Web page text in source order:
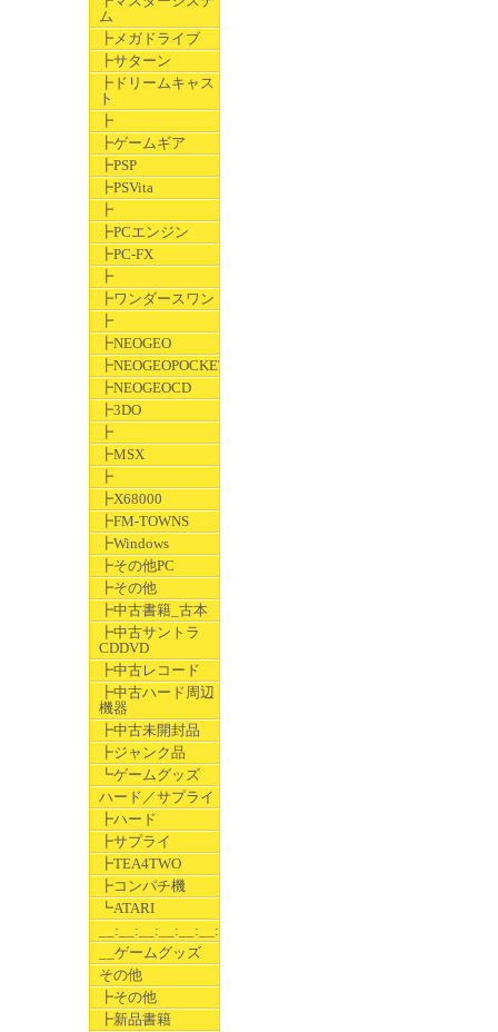
ム
┣メガドライブ
┣サターン
┣ドリームキャス
ト
┣
┣ゲームギア
┣PSP
┣PSVita
┣
┣PCエンジン
┣PC-FX
┣
┣ワンダースワン
┣
┣NEOGEO
┣NEOGEOPOCKET
┣NEOGEOCD
┣3DO
┣
┣MSX
┣
┣X68000
┣FM-TOWNS
┣Windows
┣その他PC
┣その他
┣中古書籍_古本
┣中古サントラ
CDDVD
┣中古レコード
┣中古ハード周辺
機器
┣中古未開封品
┣ジャンク品
┗ゲームグッズ
ハード／サプライ
┣ハード
┣サプライ
┣TEA4TWO
┣コンパチ機
┗ATARI
__:__:__:__:__:__:__
__ゲームグッズ
その他
┣その他
┣新品書籍